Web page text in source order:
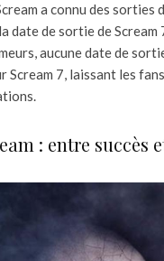
a connu des sorties
date de sortie de Scream
aucune date de
Scream 7, laissant les
: entre succès